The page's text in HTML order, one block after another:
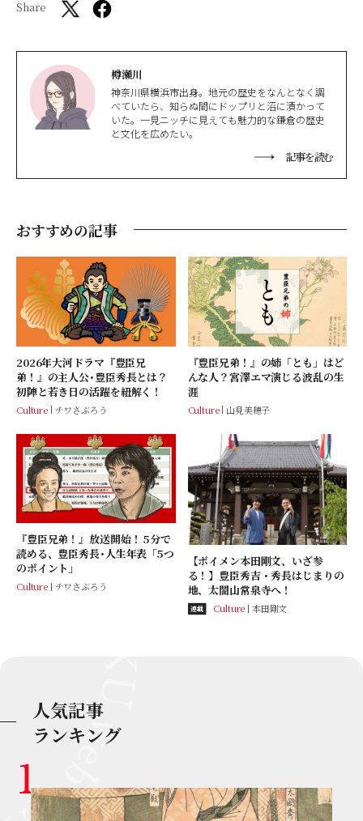
Share
樽瀬川
神奈川県横浜市出身。地元の歴史をなんとなく調
べていたら、知らぬ間にドップリと沼に漬かって
いた。一見ニッチに見えても魅力的な鎌倉の歴史
と文化を広めたい。
記事を読む
おすすめの記事
2026年大河ドラマ『豊臣兄
弟！』の主人公･豊臣秀長とは？
初陣と若き日の活躍を紐解く！
Culture チワさぶろう
『豊臣兄弟！』の姉「とも」はど
んな人？宮澤エマ演じる波乱の生
涯
Culture 山見美穂子
『豊臣兄弟！』放送開始！ 5分で
読める、豊臣秀長･人生年表「5つ
のポイント」
Culture チワさぶろう
【ボイメン本田剛文、いざ参
る！】豊臣秀吉・秀長はじまりの
地、太閤山常泉寺へ！
連載 Culture 本田剛文
人気記事
ランキング